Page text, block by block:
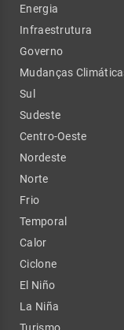
Energia
Infraestrutura
Governo
Mudanças
Sul
Sudeste
Centro-Oeste
Nordeste
Norte
Frio
Temporal
Calor
Ciclone
El Niño
La Niña